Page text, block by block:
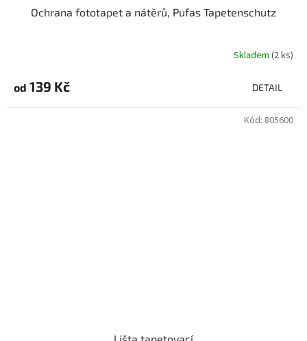
Ochrana fototapet a nátěrů, Pufas Tapetenschutz
Skladem (2 ks)
od 139 Kč DETAIL
Kód: 805600